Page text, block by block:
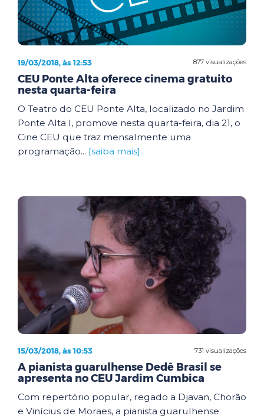
877 visualizações
19/03/2018, às 12:53
CEU Ponte Alta oferece cinema gratuito
nesta quarta-feira
O Teatro do CEU Ponte Alta, localizado no Jardim
Ponte Alta I, promove nesta quarta-feira, dia 21, o
Cine CEU que traz mensalmente uma
programação... [saiba mais]
731 visualizações
15/03/2018, às 10:53
A pianista guarulhense Dedê Brasil se
apresenta no CEU Jardim Cumbica
Com repertório popular, regado a Djavan, Chorão
e Vinícius de Moraes, a pianista guarulhense